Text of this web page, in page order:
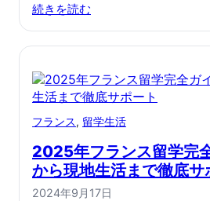
続きを読む
フランス, 留学生活
2025年フランス留学完
から現地生活まで徹底サ
2024年9月17日